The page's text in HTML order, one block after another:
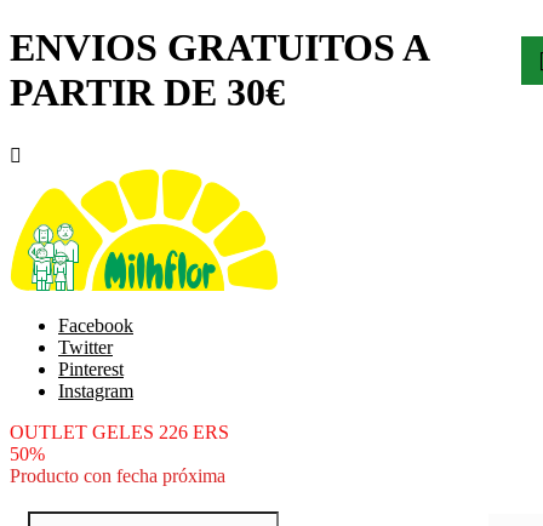
ENVIOS GRATUITOS A
PARTIR DE 30€

Facebook
Twitter
Pinterest
Instagram
OUTLET GELES 226 ERS
50%
Producto con fecha próxima